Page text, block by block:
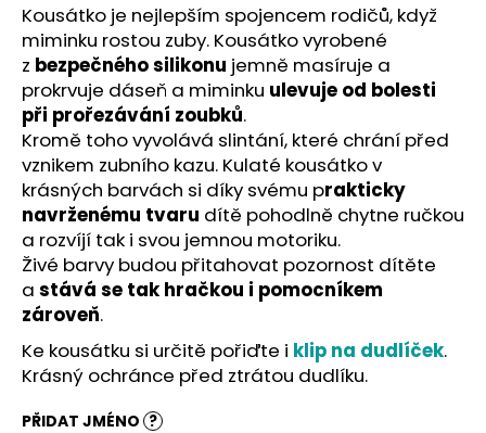
Kousátko je nejlepším spojencem rodičů, když
miminku rostou zuby. Kousátko vyrobené
z bezpečného silikonu jemně masíruje a
prokrvuje dáseň a miminku ulevuje od bolesti
při prořezávání zoubků.
Kromě toho vyvolává slintání, které chrání před
vznikem zubního kazu. Kulaté kousátko v
krásných barvách si díky svému prakticky
navrženému tvaru dítě pohodlně chytne ručkou
a rozvíjí tak i svou jemnou motoriku.
Živé barvy budou přitahovat pozornost dítěte
a stává se tak hračkou i pomocníkem
zároveň.
Ke kousátku si určitě pořiďte i klip na dudlíček.
Krásný ochránce před ztrátou dudlíku.
PŘIDAT JMÉNO ?
D
o
p
o
r
u
č
u
j
e
m
e